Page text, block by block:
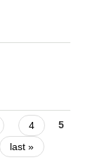
4
5
last »